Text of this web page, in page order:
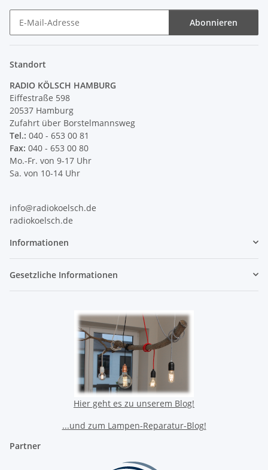
Abonnieren
Standort
RADIO KÖLSCH HAMBURG
Eiffestraße 598
20537 Hamburg
Zufahrt über Borstelmannsweg
Tel.: 040 - 653 00 81
Fax: 040 - 653 00 80
Mo.-Fr. von 9-17 Uhr
Sa. von 10-14 Uhr
info@radiokoelsch.de
radiokoelsch.de
Informationen
Gesetzliche Informationen
Hier geht es zu unserem Blog!
...und zum Lampen-Reparatur-Blog!
Partner